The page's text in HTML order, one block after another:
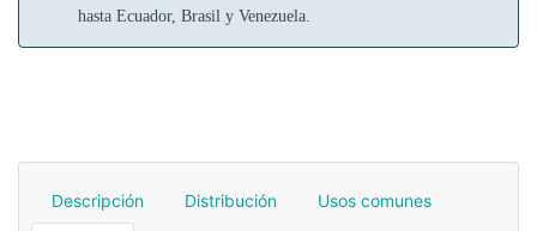
hasta Ecuador, Brasil y Venezuela.
Descripción Distribución Usos comunes